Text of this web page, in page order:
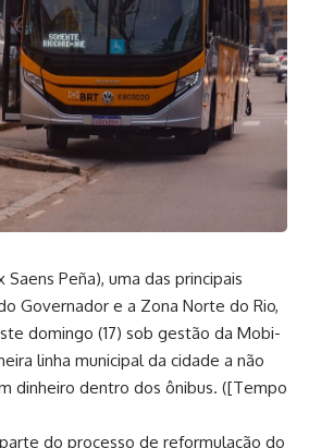
Saens Peña), uma das principais
Governador e a Zona Norte do Rio,
domingo (17) sob gestão da Mobi-
linha municipal da cidade a não
dinheiro dentro dos ônibus. ([Tempo
do processo de reformulação do